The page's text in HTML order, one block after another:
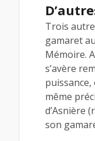
Trois
gamaret
Mémoire.
s’avère
même
d’Asnière
son